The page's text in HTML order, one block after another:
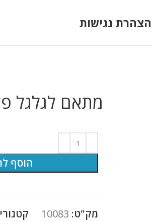
הצהרת נגישות
מתאם לגלגל
הוסף
מק"ט: 10083